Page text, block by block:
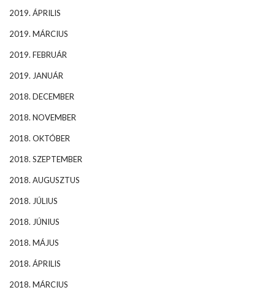
2019. ÁPRILIS
2019. MÁRCIUS
2019. FEBRUÁR
2019. JANUÁR
2018. DECEMBER
2018. NOVEMBER
2018. OKTÓBER
2018. SZEPTEMBER
2018. AUGUSZTUS
2018. JÚLIUS
2018. JÚNIUS
2018. MÁJUS
2018. ÁPRILIS
2018. MÁRCIUS